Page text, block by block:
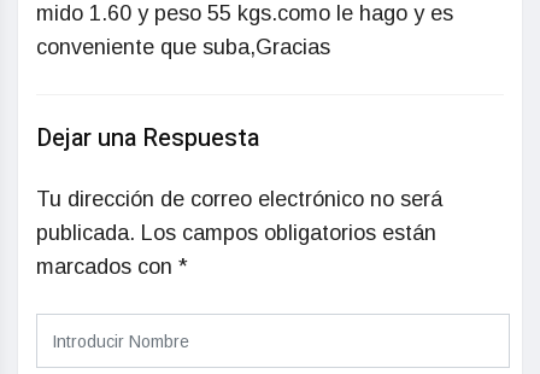
mido 1.60 y peso 55 kgs.como le hago y es
conveniente que suba,Gracias
Dejar una Respuesta
Tu dirección de correo electrónico no será
publicada. Los campos obligatorios están
marcados con *